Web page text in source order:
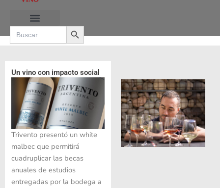
contenido
Search
for:
Search Button
Un vino con impacto social
Trivento presentó un white
malbec que permitirá
cuadruplicar las becas
anuales de estudios
entregadas por la bodega a